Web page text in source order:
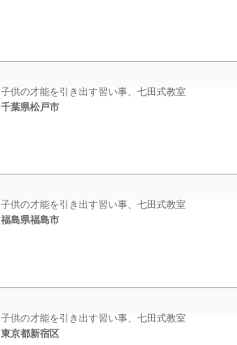
子供の才能を引き出す習い事、七田式教室
千葉県松戸市
子供の才能を引き出す習い事、七田式教室
福島県福島市
子供の才能を引き出す習い事、七田式教室
東京都新宿区